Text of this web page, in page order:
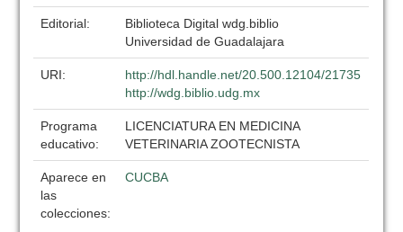
Editorial:
Biblioteca Digital wdg.biblio
Universidad de Guadalajara
URI:
http://hdl.handle.net/20.500.12104/21735
http://wdg.biblio.udg.mx
Programa
educativo:
LICENCIATURA EN MEDICINA
VETERINARIA ZOOTECNISTA
Aparece en
las
colecciones:
CUCBA